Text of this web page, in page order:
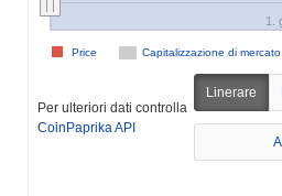
Capitalizzazione di mercato
Price
1.
Per ulteriori dati controlla
CoinPaprika API
Linerare